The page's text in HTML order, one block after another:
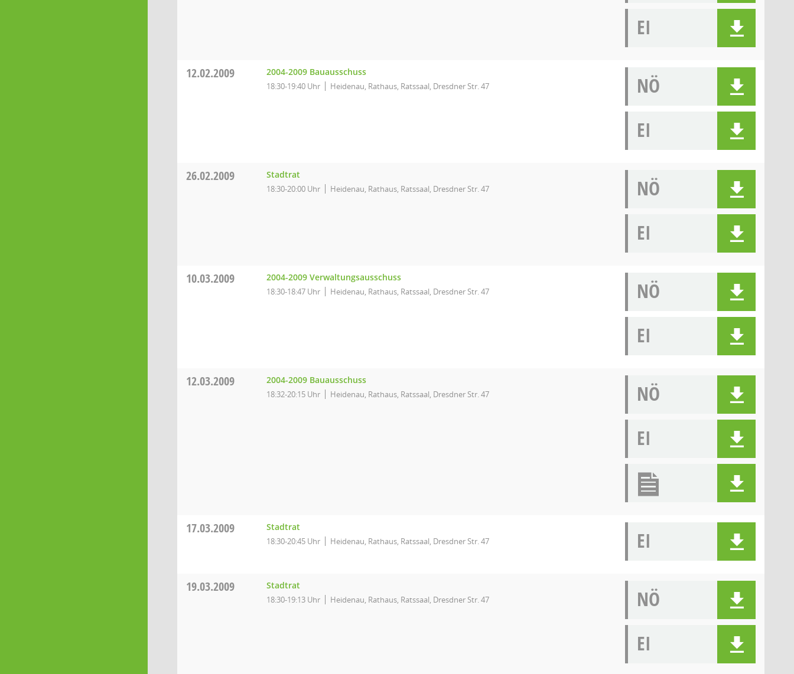
EI
12.02.2009 2004-2009 Bauausschuss
18:30-19:40 Uhr Heidenau, Rathaus, Ratssaal, Dresdner Str. 47
NÖ
EI
26.02.2009 Stadtrat
18:30-20:00 Uhr Heidenau, Rathaus, Ratssaal, Dresdner Str. 47
NÖ
EI
10.03.2009 2004-2009 Verwaltungsausschuss
18:30-18:47 Uhr Heidenau, Rathaus, Ratssaal, Dresdner Str. 47
NÖ
EI
12.03.2009 2004-2009 Bauausschuss
18:32-20:15 Uhr Heidenau, Rathaus, Ratssaal, Dresdner Str. 47
NÖ
EI
17.03.2009 Stadtrat
18:30-20:45 Uhr Heidenau, Rathaus, Ratssaal, Dresdner Str. 47 EI
19.03.2009 Stadtrat
18:30-19:13 Uhr Heidenau, Rathaus, Ratssaal, Dresdner Str. 47
NÖ
EI